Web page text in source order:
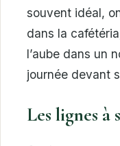
souvent idéal,
dans la
l’aube dans un
journée devant
Les lignes à